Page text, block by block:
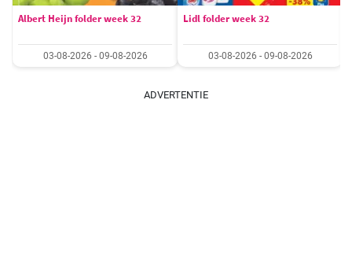
Albert Heijn folder week 32
03-08-2026 - 09-08-2026
Lidl folder week 32
03-08-2026 - 09-08-2026
ADVERTENTIE